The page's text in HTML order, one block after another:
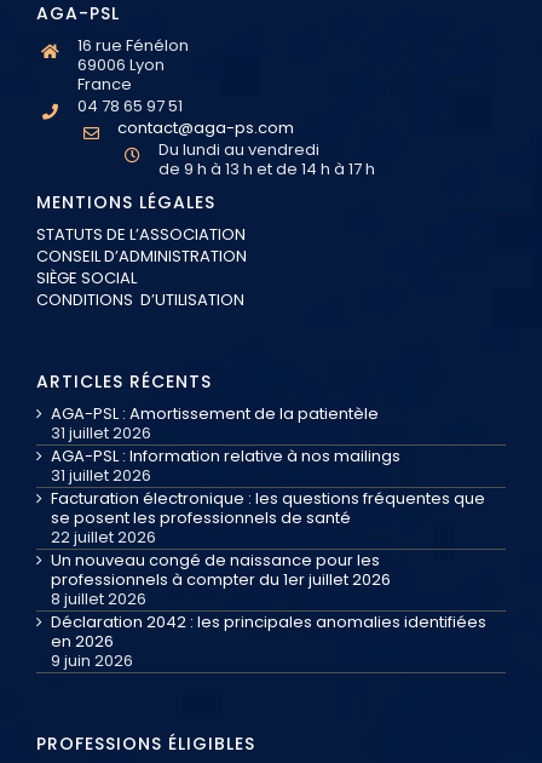
AGA-PSL
16 rue Fénélon
69006 Lyon
France
04 78 65 97 51
contact@aga-ps.com
Du lundi au vendredi
de 9 h à 13 h et de 14 h à 17 h
MENTIONS LÉGALES
STATUTS DE L’ASSOCIATION
CONSEIL D’ADMINISTRATION
SIÈGE SOCIAL
CONDITIONS D’UTILISATION
ARTICLES RÉCENTS
AGA-PSL : Amortissement de la patientèle
31 juillet 2026
AGA-PSL : Information relative à nos mailings
31 juillet 2026
Facturation électronique : les questions fréquentes que
se posent les professionnels de santé
22 juillet 2026
Un nouveau congé de naissance pour les
professionnels à compter du 1er juillet 2026
8 juillet 2026
Déclaration 2042 : les principales anomalies identifiées
en 2026
9 juin 2026
PROFESSIONS ÉLIGIBLES